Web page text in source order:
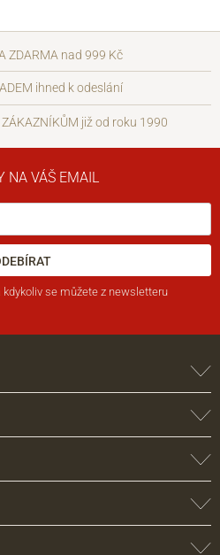
ZDARMA nad 999 Kč
ihned k odeslání
ZÁKAZNÍKŮM již od roku 1990
NA VÁŠ EMAIL
kdykoliv se můžete z newsletteru